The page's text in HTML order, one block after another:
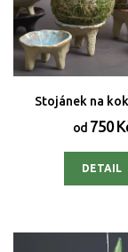
Stojánek na
od750
DETAIL